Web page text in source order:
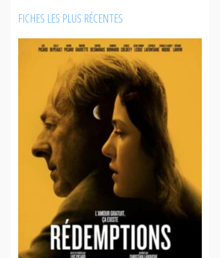
FICHES LES PLUS RÉCENTES